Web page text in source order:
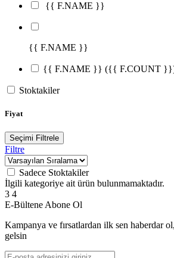
{{ F.NAME }}
{{ F.NAME }}
{{ F.NAME }} ({{ F.COUNT
Stoktakiler
Fiyat
Seçimi Filtrele
Filtre
Sadece Stoktakiler
İlgili kategoriye ait ürün bulunmamaktadır.
3 4
E-Bültene Abone Ol
Kampanya ve fırsatlardan ilk sen haberdar
gelsin